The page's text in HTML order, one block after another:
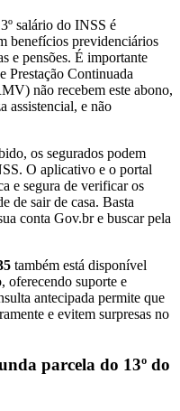
salário do INSS é
benefícios previdenciários
e pensões. É importante
Prestação Continuada
não recebem este abono,
assistencial, e não
os segurados podem
O aplicativo e o portal
e segura de verificar os
de sair de casa. Basta
conta Gov.br e buscar pela
também está disponível
oferecendo suporte e
antecipada permite que
e evitem surpresas no
parcela do 13º do